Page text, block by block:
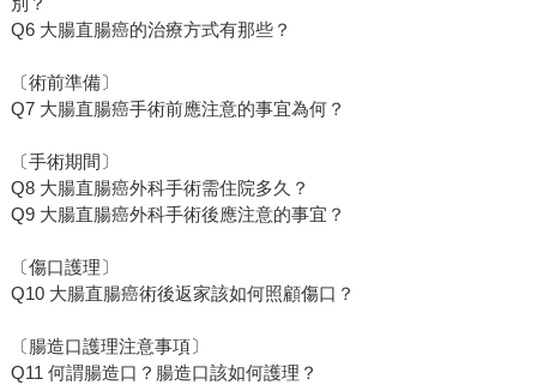
Q6 大腸直腸癌的治療方式有那些？
〔術前準備〕
Q7 大腸直腸癌手術前應注意的事宜為何？
〔手術期間〕
Q8 大腸直腸癌外科手術需住院多久？
Q9 大腸直腸癌外科手術後應注意的事宜？
〔傷口護理〕
Q10 大腸直腸癌術後返家該如何照顧傷口？
〔腸造口護理注意事項〕
Q11 何謂腸造口？腸造口該如何護理？